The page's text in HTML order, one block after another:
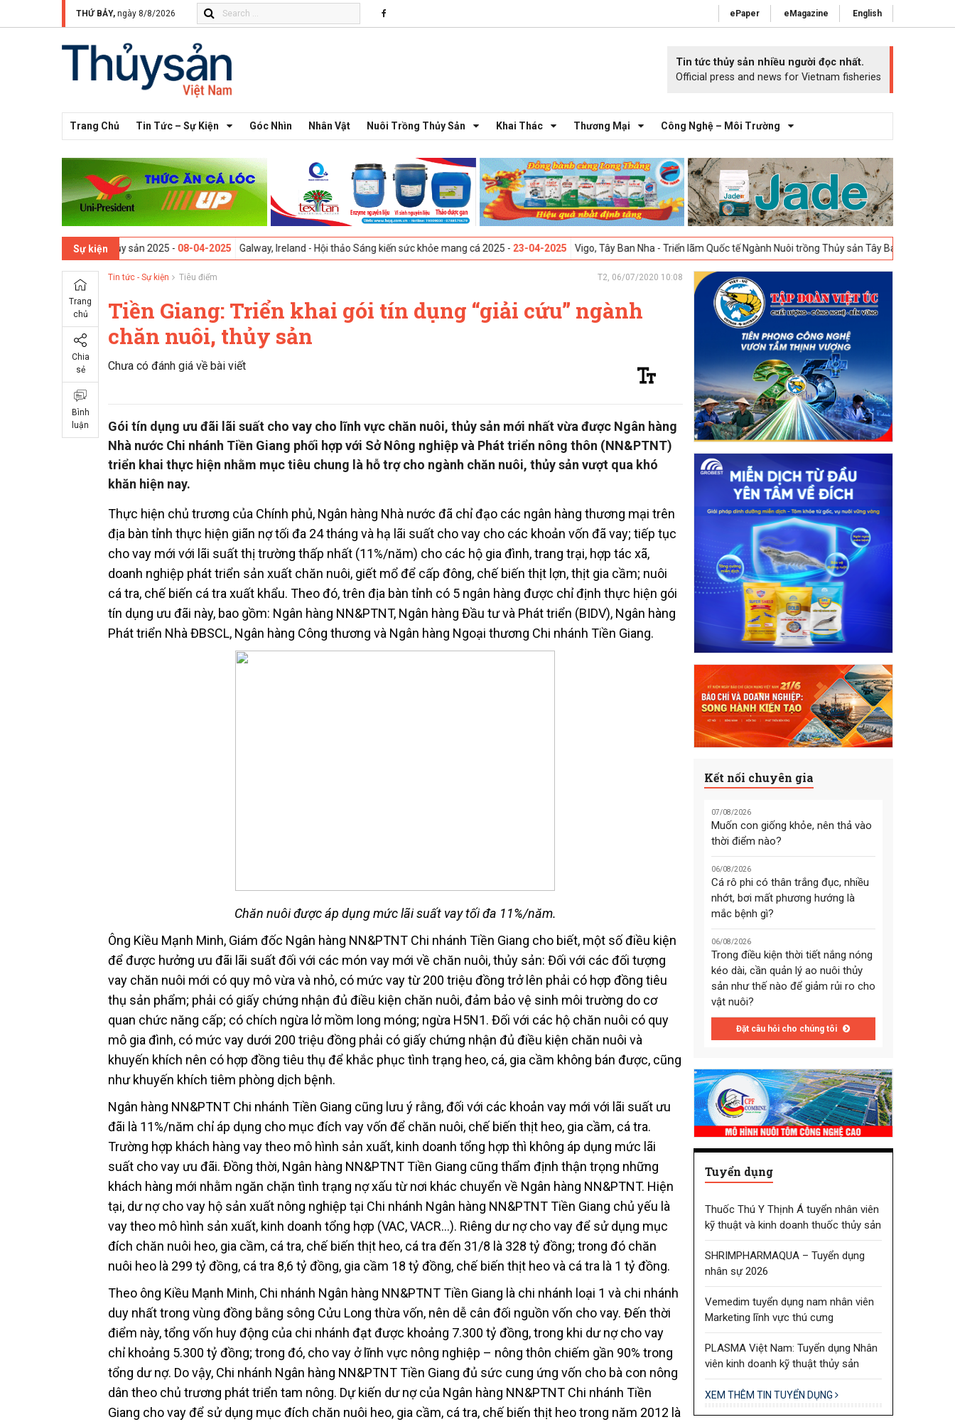
THỨ BẢY, ngày 8/8/2026 ePaper eMagazine English
Tin tức thủy sản nhiều người đọc nhất.
Official press and news for Vietnam fisheries
Trang Chủ Tin Tức – Sự Kiện Góc Nhìn Nhân Vật Nuôi Trồng Thủy Sản Khai Thác Thương Mại Công Nghệ – Môi Trường
Sự kiện
phẩm Thủy sản 2025 - 08-04-2025 Galway, Ireland - Hội thảo Sáng kiến sức khỏe mang cá 2025 -23-04-2025 Vigo, Tây Ban Nha - Triển lãm Quốc tế Ngành Nuôi trồng Thủy sản Tây Ban Nha – Aquafuture Spain -
Trang
chủ
Chia
sẻ
Bình
luận
Tin tức - Sự kiện Tiêu điểm T2, 06/07/2020 10:08
Tiền Giang: Triển khai gói tín dụng “giải cứu” ngành
chăn nuôi, thủy sản
Chưa có đánh giá về bài viết
Gói tín dụng ưu đãi lãi suất cho vay cho lĩnh vực chăn nuôi, thủy sản mới nhất vừa được Ngân hàng
Nhà nước Chi nhánh Tiền Giang phối hợp với Sở Nông nghiệp và Phát triển nông thôn (NN&PTNT)
triển khai thực hiện nhằm mục tiêu chung là hỗ trợ cho ngành chăn nuôi, thủy sản vượt qua khó
khăn hiện nay.
Thực hiện chủ trương của Chính phủ, Ngân hàng Nhà nước đã chỉ đạo các ngân hàng thương mại trên
địa bàn tỉnh thực hiện giãn nợ tối đa 24 tháng và hạ lãi suất cho vay cho các khoản vốn đã vay; tiếp tục
cho vay mới với lãi suất thị trường thấp nhất (11%/năm) cho các hộ gia đình, trang trại, hợp tác xã,
doanh nghiệp phát triển sản xuất chăn nuôi, giết mổ để cấp đông, chế biến thịt lợn, thịt gia cầm; nuôi
cá tra, chế biến cá tra xuất khẩu. Theo đó, trên địa bàn tỉnh có 5 ngân hàng được chỉ định thực hiện gói
tín dụng ưu đãi này, bao gồm: Ngân hàng NN&PTNT, Ngân hàng Đầu tư và Phát triển (BIDV), Ngân hàng
Phát triển Nhà ĐBSCL, Ngân hàng Công thương và Ngân hàng Ngoại thương Chi nhánh Tiền Giang.
Chăn nuôi được áp dụng mức lãi suất vay tối đa 11%/năm.
Ông Kiều Mạnh Minh, Giám đốc Ngân hàng NN&PTNT Chi nhánh Tiền Giang cho biết, một số điều kiện
để được hưởng ưu đãi lãi suất đối với các món vay mới về chăn nuôi, thủy sản: Đối với các đối tượng
vay chăn nuôi mới có quy mô vừa và nhỏ, có mức vay từ 200 triệu đồng trở lên phải có hợp đồng tiêu
thụ sản phẩm; phải có giấy chứng nhận đủ điều kiện chăn nuôi, đảm bảo vệ sinh môi trường do cơ
quan chức năng cấp; có chích ngừa lở mồm long móng; ngừa H5N1. Đối với các hộ chăn nuôi có quy
mô gia đình, có mức vay dưới 200 triệu đồng phải có giấy chứng nhận đủ điều kiện chăn nuôi và
khuyến khích nên có hợp đồng tiêu thụ để khắc phục tình trạng heo, cá, gia cầm không bán được, cũng
như khuyến khích tiêm phòng dịch bệnh.
Ngân hàng NN&PTNT Chi nhánh Tiền Giang cũng lưu ý rằng, đối với các khoản vay mới với lãi suất ưu
đãi là 11%/năm chỉ áp dụng cho mục đích vay vốn để chăn nuôi, chế biến thịt heo, gia cầm, cá tra.
Trường hợp khách hàng vay theo mô hình sản xuất, kinh doanh tổng hợp thì không áp dụng mức lãi
suất cho vay ưu đãi. Đồng thời, Ngân hàng NN&PTNT Tiền Giang cũng thẩm định thận trọng những
khách hàng mới nhằm ngăn chặn tình trạng nợ xấu từ nơi khác chuyển về Ngân hàng NN&PTNT. Hiện
tại, dư nợ cho vay hộ sản xuất nông nghiệp tại Chi nhánh Ngân hàng NN&PTNT Tiền Giang chủ yếu là
vay theo mô hình sản xuất, kinh doanh tổng hợp (VAC, VACR…). Riêng dư nợ cho vay để sử dụng mục
đích chăn nuôi heo, gia cầm, cá tra, chế biến thịt heo, cá tra đến 31/8 là 328 tỷ đồng; trong đó chăn
nuôi heo là 299 tỷ đồng, cá tra 8,6 tỷ đồng, gia cầm 18 tỷ đồng, chế biến thịt heo và cá tra là 1 tỷ đồng.
Theo ông Kiều Mạnh Minh, Chi nhánh Ngân hàng NN&PTNT Tiền Giang là chi nhánh loại 1 và chi nhánh
duy nhất trong vùng đồng bằng sông Cửu Long thừa vốn, nên dễ cân đối nguồn vốn cho vay. Đến thời
điểm này, tổng vốn huy động của chi nhánh đạt được khoảng 7.300 tỷ đồng, trong khi dư nợ cho vay
chỉ khoảng 5.300 tỷ đồng; trong đó, cho vay ở lĩnh vực nông nghiệp – nông thôn chiếm gần 90% trong
tổng dư nợ. Do vậy, Chi nhánh Ngân hàng NN&PTNT Tiền Giang đủ sức cung ứng vốn cho bà con nông
dân theo chủ trương phát triển tam nông. Dự kiến dư nợ của Ngân hàng NN&PTNT Chi nhánh Tiền
Giang cho vay để sử dụng mục đích chăn nuôi heo, gia cầm, cá tra, chế biến thịt heo trong năm 2012 là
Kết nối chuyên gia
07/08/2026
Muốn con giống khỏe, nên thả vào
thời điểm nào?
06/08/2026
Cá rô phi có thân trắng đục, nhiều
nhớt, bơi mất phương hướng là
mắc bệnh gì?
06/08/2026
Trong điều kiện thời tiết nắng nóng
kéo dài, cần quản lý ao nuôi thủy
sản như thế nào để giảm rủi ro cho
vật nuôi?
Đặt câu hỏi cho chúng tôi
Tuyển dụng
Thuốc Thú Y Thịnh Á tuyển nhân viên
kỹ thuật và kinh doanh thuốc thủy sản
SHRIMPHARMAQUA – Tuyển dụng
nhân sự 2026
Vemedim tuyển dụng nam nhân viên
Marketing lĩnh vực thú cưng
PLASMA Việt Nam: Tuyển dụng Nhân
viên kinh doanh kỹ thuật thủy sản
XEM THÊM TIN TUYỂN DỤNG